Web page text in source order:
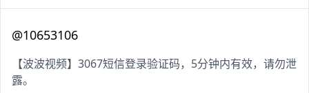
@10653106
【波波视频】3067短信登录验证码，5分钟内有效，请勿泄
露。